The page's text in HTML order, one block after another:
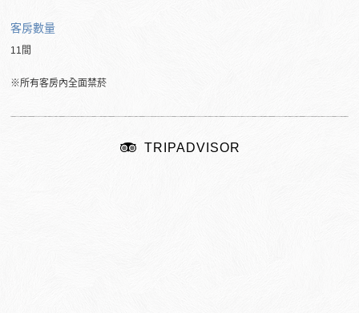
客房數量
11間
※所有客房內全面禁菸
TRIPADVISOR